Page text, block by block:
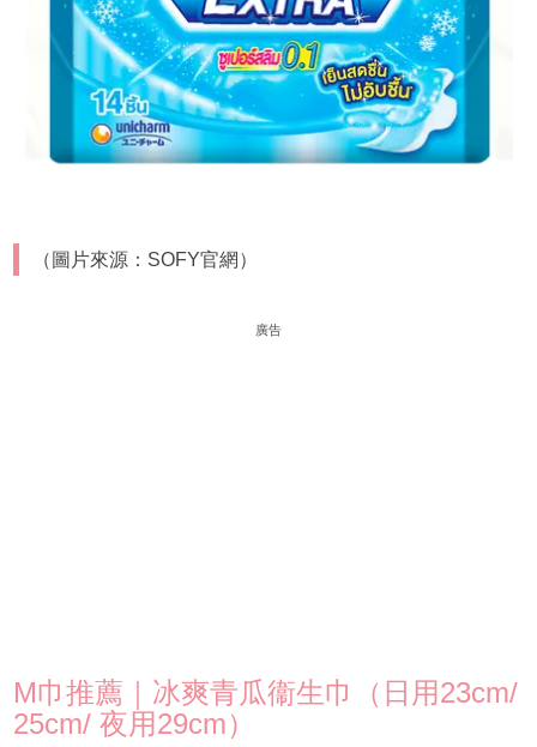
（圖片來源：SOFY官網）
廣告
M巾推薦｜冰爽青瓜衞生巾（日用23cm/
25cm/ 夜用29cm）